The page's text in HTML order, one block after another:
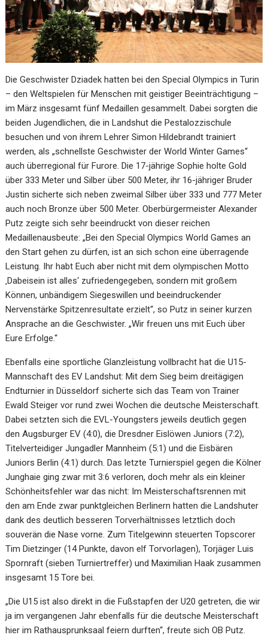
Die Geschwister Dziadek hatten bei den Special Olympics in Turin
– den Weltspielen für Menschen mit geistiger Beeinträchtigung –
im März insgesamt fünf Medaillen gesammelt. Dabei sorgten die
beiden Jugendlichen, die in Landshut die Pestalozzischule
besuchen und von ihrem Lehrer Simon Hildebrandt trainiert
werden, als „schnellste Geschwister der World Winter Games“
auch überregional für Furore. Die 17-jährige Sophie holte Gold
über 333 Meter und Silber über 500 Meter, ihr 16-jähriger Bruder
Justin sicherte sich neben zweimal Silber über 333 und 777 Meter
auch noch Bronze über 500 Meter. Oberbürgermeister Alexander
Putz zeigte sich sehr beeindruckt von dieser reichen
Medaillenausbeute: „Bei den Special Olympics World Games an
den Start gehen zu dürfen, ist an sich schon eine überragende
Leistung. Ihr habt Euch aber nicht mit dem olympischen Motto
‚Dabeisein ist alles‘ zufriedengegeben, sondern mit großem
Können, unbändigem Siegeswillen und beeindruckender
Nervenstärke Spitzenresultate erzielt“, so Putz in seiner kurzen
Ansprache an die Geschwister. „Wir freuen uns mit Euch über
Eure Erfolge.“
Ebenfalls eine sportliche Glanzleistung vollbracht hat die U15-
Mannschaft des EV Landshut: Mit dem Sieg beim dreitägigen
Endturnier in Düsseldorf sicherte sich das Team von Trainer
Ewald Steiger vor rund zwei Wochen die deutsche Meisterschaft.
Dabei setzten sich die EVL-Youngsters jeweils deutlich gegen
den Augsburger EV (4:0), die Dresdner Eislöwen Juniors (7:2),
Titelverteidiger Jungadler Mannheim (5:1) und die Eisbären
Juniors Berlin (4:1) durch. Das letzte Turnierspiel gegen die Kölner
Junghaie ging zwar mit 3:6 verloren, doch mehr als ein kleiner
Schönheitsfehler war das nicht: Im Meisterschaftsrennen mit
den am Ende zwar punktgleichen Berlinern hatten die Landshuter
dank des deutlich besseren Torverhältnisses letztlich doch
souverän die Nase vorne. Zum Titelgewinn steuerten Topscorer
Tim Dietzinger (14 Punkte, davon elf Torvorlagen), Torjäger Luis
Spornraft (sieben Turniertreffer) und Maximilian Haak zusammen
insgesamt 15 Tore bei.
„Die U15 ist also direkt in die Fußstapfen der U20 getreten, die wir
ja im vergangenen Jahr ebenfalls für die deutsche Meisterschaft
hier im Rathausprunksaal feiern durften“, freute sich OB Putz.